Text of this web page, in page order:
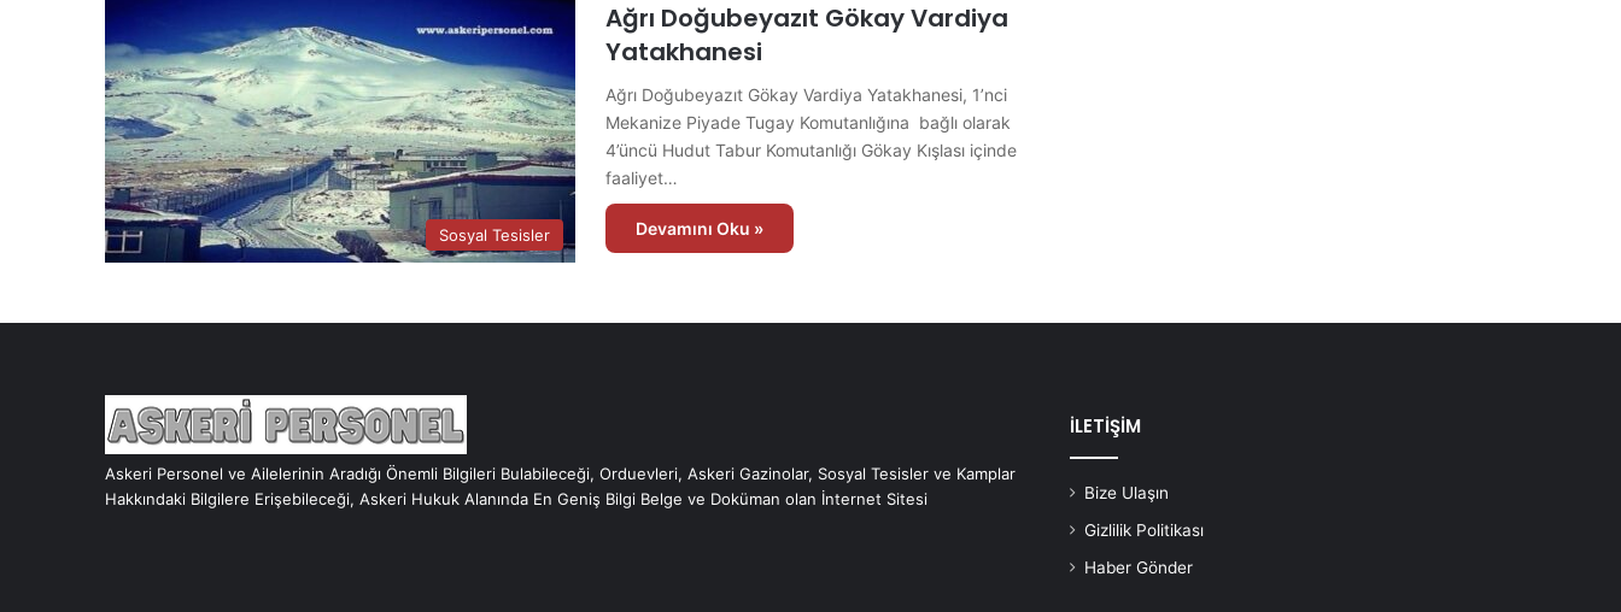
Sosyal Tesisler
Ağrı Doğubeyazıt Gökay Vardiya
Yatakhanesi
Ağrı Doğubeyazıt Gökay Vardiya Yatakhanesi, 1’nci
Mekanize Piyade Tugay Komutanlığına bağlı olarak
4’üncü Hudut Tabur Komutanlığı Gökay Kışlası içinde
faaliyet…
Devamını Oku »
Askeri Personel ve Ailelerinin Aradığı Önemli Bilgileri Bulabileceği, Orduevleri, Askeri Gazinolar, Sosyal Tesisler ve Kamplar
Hakkındaki Bilgilere Erişebileceği, Askeri Hukuk Alanında En Geniş Bilgi Belge ve Doküman olan İnternet Sitesi
İLETİŞİM
Bize Ulaşın
Gizlilik Politikası
Haber Gönder